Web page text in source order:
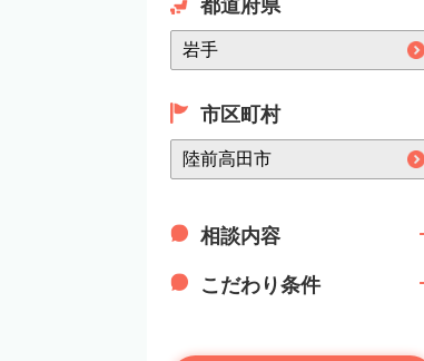
都道府県
市区町村
相談内容
こだわり条件